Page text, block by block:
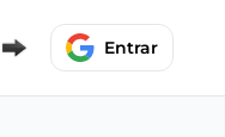
Entrar